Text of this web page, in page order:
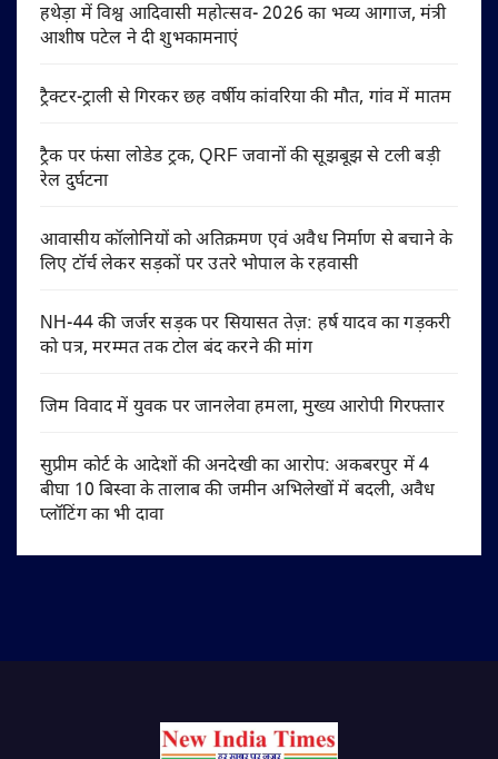
हथेड़ा में विश्व आदिवासी महोत्सव- 2026 का भव्य आगाज, मंत्री
आशीष पटेल ने दी शुभकामनाएं
ट्रैक्टर-ट्राली से गिरकर छह वर्षीय कांवरिया की मौत, गांव में मातम
ट्रैक पर फंसा लोडेड ट्रक, QRF जवानों की सूझबूझ से टली बड़ी
रेल दुर्घटना
आवासीय कॉलोनियों को अतिक्रमण एवं अवैध निर्माण से बचाने के
लिए टॉर्च लेकर सड़कों पर उतरे भोपाल के रहवासी
NH-44 की जर्जर सड़क पर सियासत तेज़: हर्ष यादव का गड़करी
को पत्र, मरम्मत तक टोल बंद करने की मांग
जिम विवाद में युवक पर जानलेवा हमला, मुख्य आरोपी गिरफ्तार
सुप्रीम कोर्ट के आदेशों की अनदेखी का आरोप: अकबरपुर में 4
बीघा 10 बिस्वा के तालाब की जमीन अभिलेखों में बदली, अवैध
प्लॉटिंग का भी दावा